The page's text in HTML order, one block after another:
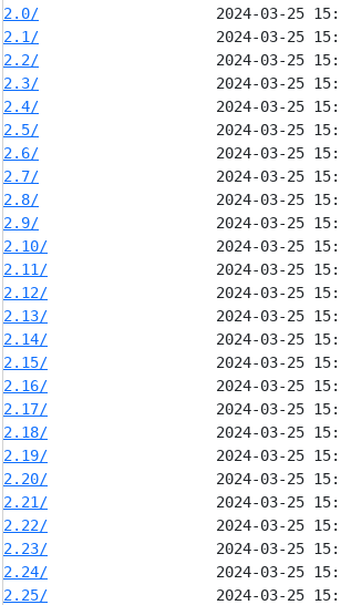
2.0/
2.1/
2.2/
2.3/
2.4/
2.5/
2.6/
2.7/
2.8/
2.9/
2.10/
2.11/
2.12/
2.13/
2.14/
2.15/
2.16/
2.17/
2.18/
2.19/
2.20/
2.21/
2.22/
2.23/
2.24/
2.25/